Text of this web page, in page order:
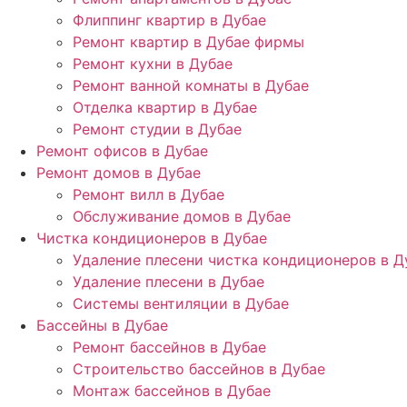
Флиппинг квартир в Дубае
Ремонт квартир в Дубае фирмы
Ремонт кухни в Дубае
Ремонт ванной комнаты в Дубае
Отделка квартир в Дубае
Ремонт студии в Дубае
Ремонт офисов в Дубае
Ремонт домов в Дубае
Ремонт вилл в Дубае
Обслуживание домов в Дубае
Чистка кондиционеров в Дубае
Удаление плесени чистка кондиционеров в
Удаление плесени в Дубае
Системы вентиляции в Дубае
Бассейны в Дубае
Ремонт бассейнов в Дубае
Строительство бассейнов в Дубае
Монтаж бассейнов в Дубае